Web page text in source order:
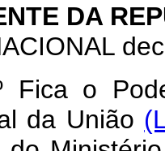
DA
Fica o
da União